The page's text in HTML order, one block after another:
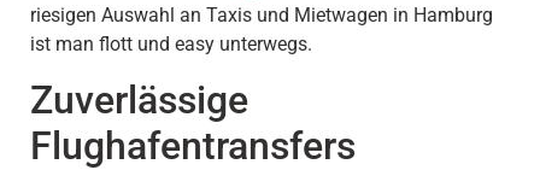
riesigen Auswahl an Taxis und Mietwagen in Hamburg
ist man flott und easy unterwegs.
Zuverlässige
Flughafentransfers